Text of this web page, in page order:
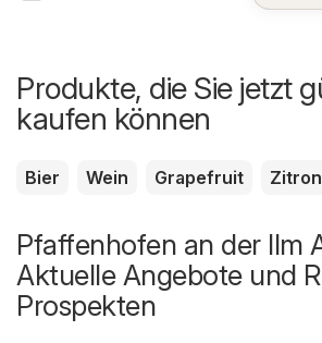
Produkte, die Sie jetzt
kaufen können
Bier Wein Grapefruit
Pfaffenhofen an der Ilm
Aktuelle Angebote und
Prospekten